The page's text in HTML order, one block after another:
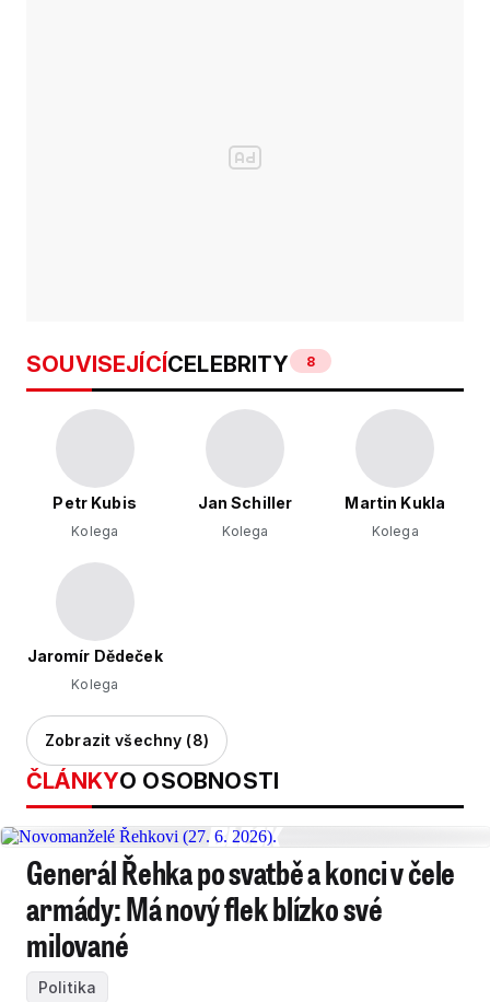
SOUVISEJÍCÍCELEBRITY 8
Petr Kubis
Kolega
Jan Schiller
Kolega
Martin Kukla
Kolega
Jaromír Dědeček
Kolega
Zobrazit všechny (8)
ČLÁNKYO OSOBNOSTI
Generál Řehka po svatbě a konci v čele
armády: Má nový flek blízko své
milované
Politika